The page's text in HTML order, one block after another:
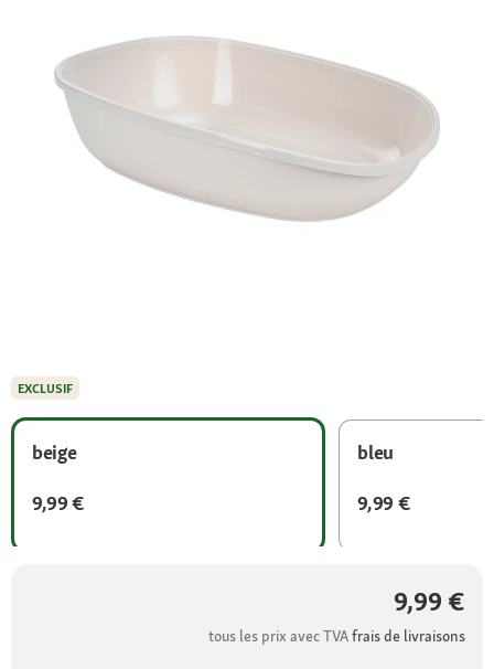
beige
9,99 €
bleu
9,99 €
9,99 €
tous les prix avec TVAfrais de livraisons
EXCLUSIF